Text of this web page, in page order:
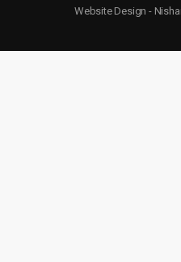
Website Design -